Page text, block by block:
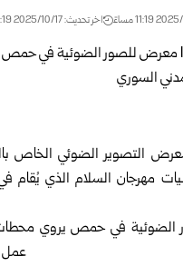
اخر تحديث: 2025/10/17 11:19 مساءً
التصوير الضوئي الخاص ب
مهرجان السلام الذي